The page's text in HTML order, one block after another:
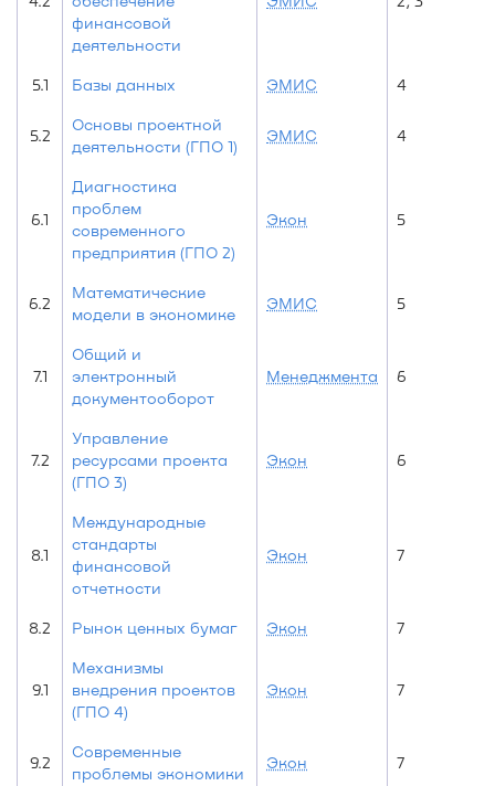
финансовой
деятельности
5.1 Базы данных ЭМИС 4
5.2
Основы проектной
деятельности (ГПО 1)
ЭМИС 4
6.1
Диагностика
проблем
современного
предприятия (ГПО 2)
Экон 5
6.2
Математические
модели в экономике
ЭМИС 5
7.1
Общий и
электронный
документооборот
Менеджмента 6
7.2
Управление
ресурсами проекта
(ГПО 3)
Экон 6
8.1
Международные
стандарты
финансовой
отчетности
Экон 7
8.2 Рынок ценных бумаг Экон 7
9.1
Механизмы
внедрения проектов
(ГПО 4)
Экон 7
9.2
Современные
проблемы экономики
Экон 7